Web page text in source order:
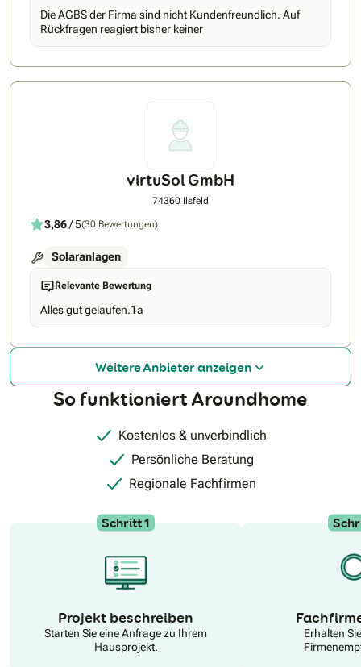
Verhältnis. Durch unsere hohen Qualitätsstandards und
sorgfältig ausgewählten Partner garantieren wir nachhaltige
Ergebnisse und maximale Kundenzufriedenheit. Nicht
umsonst nennt man die IEE-Solar GmbH den Leuchtturm der
Die AGBS der Firma sind nicht Kundenfreundlich. Auf
Rückfragen reagiert bisher keiner
virtuSol GmbH
74360 Ilsfeld
3,86/ 5(30 Bewertungen)
Solaranlagen
Relevante Bewertung
Alles gut gelaufen.1a
Weitere Anbieter anzeigen
So funktioniert Aroundhome
Kostenlos & unverbindlich
Persönliche Beratung
Regionale Fachfirmen
Schritt 1
Projekt beschreiben
Starten Sie eine Anfrage zu Ihrem
Hausprojekt.
Erhalten